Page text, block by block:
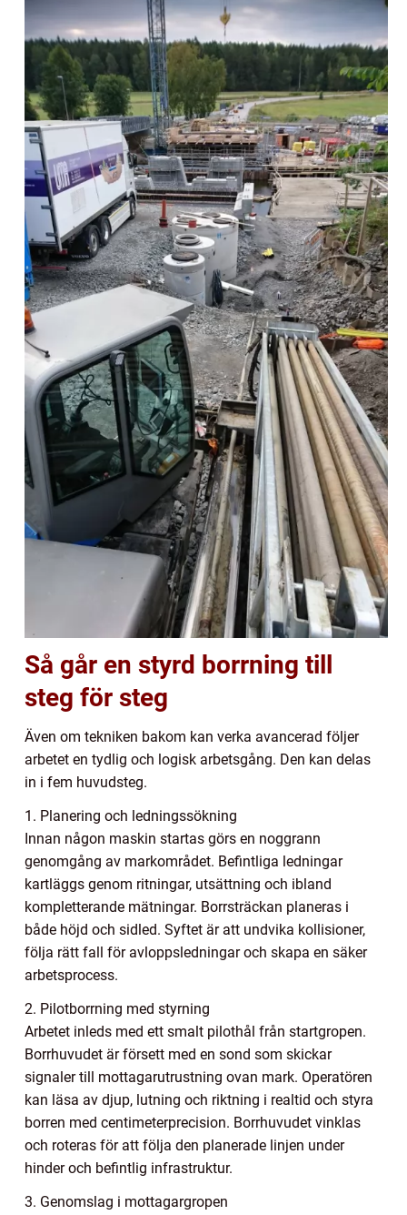
Så går en styrd borrning till
steg för steg
Även om tekniken bakom kan verka avancerad följer
arbetet en tydlig och logisk arbetsgång. Den kan delas
in i fem huvudsteg.
1. Planering och ledningssökning
Innan någon maskin startas görs en noggrann
genomgång av markområdet. Befintliga ledningar
kartläggs genom ritningar, utsättning och ibland
kompletterande mätningar. Borrsträckan planeras i
både höjd och sidled. Syftet är att undvika kollisioner,
följa rätt fall för avloppsledningar och skapa en säker
arbetsprocess.
2. Pilotborrning med styrning
Arbetet inleds med ett smalt pilothål från startgropen.
Borrhuvudet är försett med en sond som skickar
signaler till mottagarutrustning ovan mark. Operatören
kan läsa av djup, lutning och riktning i realtid och styra
borren med centimeterprecision. Borrhuvudet vinklas
och roteras för att följa den planerade linjen under
hinder och befintlig infrastruktur.
3. Genomslag i mottagargropen